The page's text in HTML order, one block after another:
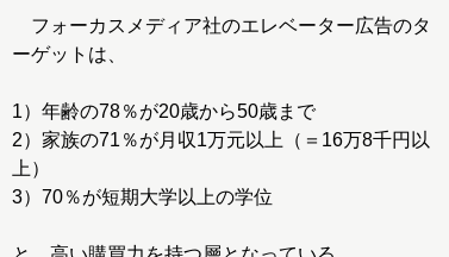
フォーカスメディア社のエレベーター広告のタ
ーゲットは、
1）年齢の78％が20歳から50歳まで
2）家族の71％が月収1万元以上（＝16万8千円以
上）
3）70％が短期大学以上の学位